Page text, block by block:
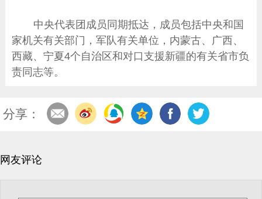
中央代表团成员同期抵达，成员包括中央和国
家机关有关部门，军队有关单位，内蒙古、广西、
西藏、宁夏4个自治区和对口支援新疆的有关省市负
责同志等。
分享：
网友评论